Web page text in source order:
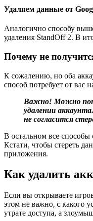
Удаляем данные от
Аналогично способу
удаления StandOff 2. В
Почему не
К сожалению, но оба
способ потребует от вас
Важно! Можно
удалении
не согласится
В остальном все
Кстати, чтобы стереть
приложения.
Как удалить
Если вы открываете
этом не важно, с какого
утрате доступа, а